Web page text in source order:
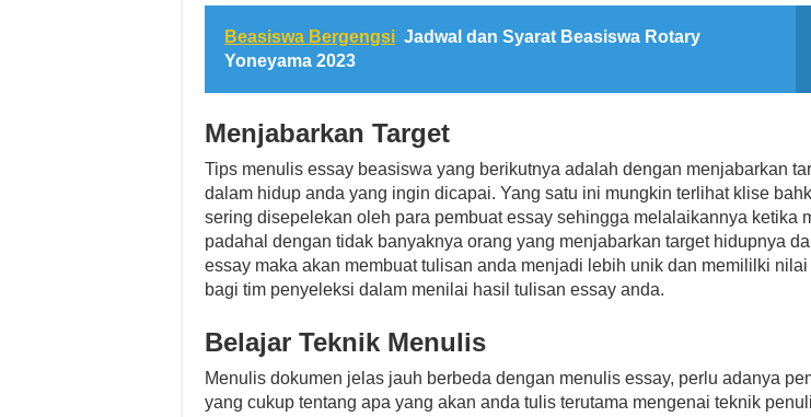
Beasiswa Bergengsi Jadwal dan Syarat Beasiswa Rotary
Yoneyama 2023
Menjabarkan Target
Tips menulis essay beasiswa yang berikutnya adalah dengan menjabarkan
dalam hidup anda yang ingin dicapai. Yang satu ini mungkin terlihat klise
sering disepelekan oleh para pembuat essay sehingga melalaikannya ketika
padahal dengan tidak banyaknya orang yang menjabarkan target hidupnya
essay maka akan membuat tulisan anda menjadi lebih unik dan memililki nilai
bagi tim penyeleksi dalam menilai hasil tulisan essay anda.
Belajar Teknik Menulis
Menulis dokumen jelas jauh berbeda dengan menulis essay, perlu adanya
yang cukup tentang apa yang akan anda tulis terutama mengenai teknik